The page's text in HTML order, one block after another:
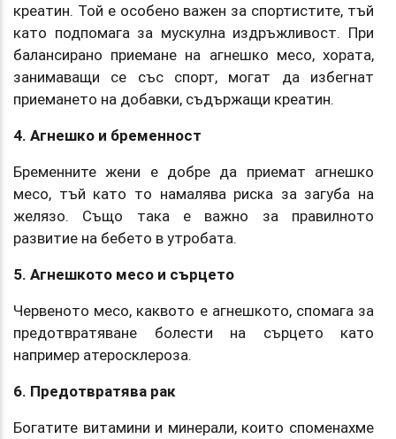
креатин. Той е особено важен за спортистите, тъй
като подпомага за мускулна издръжливост. При
балансирано приемане на агнешко месо, хората,
занимаващи се със спорт, могат да избегнат
приемането на добавки, съдържащи креатин.
4. Агнешко и бременност
Бременните жени е добре да приемат агнешко
месо, тъй като то намалява риска за загуба на
желязо. Също така е важно за правилното
развитие на бебето в утробата.
5. Агнешкото месо и сърцето
Червеното месо, каквото е агнешкото, спомага за
предотвратяване болести на сърцето като
например атеросклероза.
6. Предотвратява рак
Богатите витамини и минерали, които споменахме